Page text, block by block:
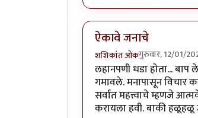
ऐकावे जनाचे
शशिकांत ओकगुरुवार, 12/01/
लहानपणी धडा होता...
गमावले. मनापासून विचार
सर्वात महत्त्वाचे म्हणजे
करायला हवी. बाकी हळूहळू